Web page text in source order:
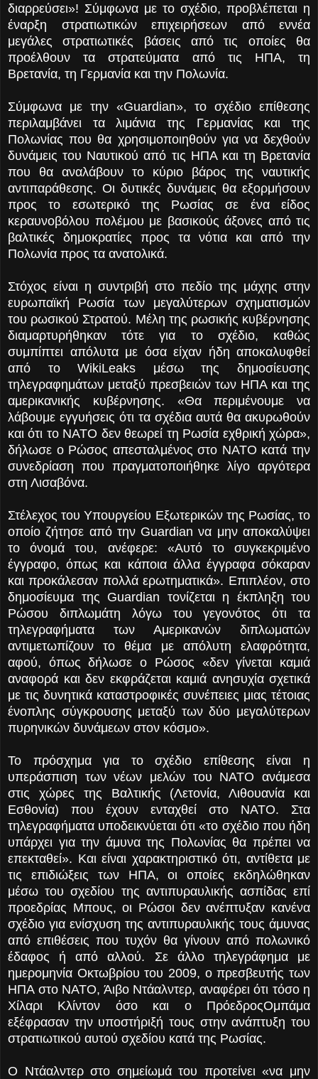
διαρρεύσει»! Σύμφωνα με το σχέδιο, προβλέπεται η
έναρξη στρατιωτικών επιχειρήσεων από εννέα
μεγάλες στρατιωτικές βάσεις από τις οποίες θα
προέλθουν τα στρατεύματα από τις ΗΠΑ, τη
Βρετανία, τη Γερμανία και την Πολωνία.
Σύμφωνα με την «Guardian», το σχέδιο επίθεσης
περιλαμβάνει τα λιμάνια της Γερμανίας και της
Πολωνίας που θα χρησιμοποιηθούν για να δεχθούν
δυνάμεις του Ναυτικού από τις ΗΠΑ και τη Βρετανία
που θα αναλάβουν το κύριο βάρος της ναυτικής
αντιπαράθεσης. Οι δυτικές δυνάμεις θα εξορμήσουν
προς το εσωτερικό της Ρωσίας σε ένα είδος
κεραυνοβόλου πολέμου με βασικούς άξονες από τις
βαλτικές δημοκρατίες προς τα νότια και από την
Πολωνία προς τα ανατολικά.
Στόχος είναι η συντριβή στο πεδίο της μάχης στην
ευρωπαϊκή Ρωσία των μεγαλύτερων σχηματισμών
του ρωσικού Στρατού. Μέλη της ρωσικής κυβέρνησης
διαμαρτυρήθηκαν τότε για το σχέδιο, καθώς
συμπίπτει απόλυτα με όσα είχαν ήδη αποκαλυφθεί
από το WikiLeaks μέσω της δημοσίευσης
τηλεγραφημάτων μεταξύ πρεσβειών των ΗΠΑ και της
αμερικανικής κυβέρνησης. «Θα περιμένουμε να
λάβουμε εγγυήσεις ότι τα σχέδια αυτά θα ακυρωθούν
και ότι το ΝΑΤΟ δεν θεωρεί τη Ρωσία εχθρική χώρα»,
δήλωσε ο Ρώσος απεσταλμένος στο ΝΑΤΟ κατά την
συνεδρίαση που πραγματοποιήθηκε λίγο αργότερα
στη Λισαβόνα.
Στέλεχος του Υπουργείου Εξωτερικών της Ρωσίας, το
οποίο ζήτησε από την Guardian να μην αποκαλύψει
το όνομά του, ανέφερε: «Αυτό το συγκεκριμένο
έγγραφο, όπως και κάποια άλλα έγγραφα σόκαραν
και προκάλεσαν πολλά ερωτηματικά». Επιπλέον, στο
δημοσίευμα της Guardian τονίζεται η έκπληξη του
Ρώσου διπλωμάτη λόγω του γεγονότος ότι τα
τηλεγραφήματα των Αμερικανών διπλωματών
αντιμετωπίζουν το θέμα με απόλυτη ελαφρότητα,
αφού, όπως δήλωσε ο Ρώσος «δεν γίνεται καμιά
αναφορά και δεν εκφράζεται καμιά ανησυχία σχετικά
με τις δυνητικά καταστροφικές συνέπειες μιας τέτοιας
ένοπλης σύγκρουσης μεταξύ των δύο μεγαλύτερων
πυρηνικών δυνάμεων στον κόσμο».
Το πρόσχημα για το σχέδιο επίθεσης είναι η
υπεράσπιση των νέων μελών του ΝΑΤΟ ανάμεσα
στις χώρες της Βαλτικής (Λετονία, Λιθουανία και
Εσθονία) που έχουν ενταχθεί στο ΝΑΤΟ. Στα
τηλεγραφήματα υποδεικνύεται ότι «το σχέδιο που ήδη
υπάρχει για την άμυνα της Πολωνίας θα πρέπει να
επεκταθεί». Και είναι χαρακτηριστικό ότι, αντίθετα με
τις επιδιώξεις των ΗΠΑ, οι οποίες εκδηλώθηκαν
μέσω του σχεδίου της αντιπυραυλικής ασπίδας επί
προεδρίας Μπους, οι Ρώσοι δεν ανέπτυξαν κανένα
σχέδιο για ενίσχυση της αντιπυραυλικής τους άμυνας
από επιθέσεις που τυχόν θα γίνουν από πολωνικό
έδαφος ή από αλλού. Σε άλλο τηλεγράφημα με
ημερομηνία Οκτωβρίου του 2009, ο πρεσβευτής των
ΗΠΑ στο ΝΑΤΟ, Άιβο Ντάαλντερ, αναφέρει ότι τόσο η
Χίλαρι Κλίντον όσο και ο ΠρόεδροςΟμπάμα
εξέφρασαν την υποστήριξή τους στην ανάπτυξη του
στρατιωτικού αυτού σχεδίου κατά της Ρωσίας.
Ο Ντάαλντερ στο σημείωμά του προτείνει «να μην